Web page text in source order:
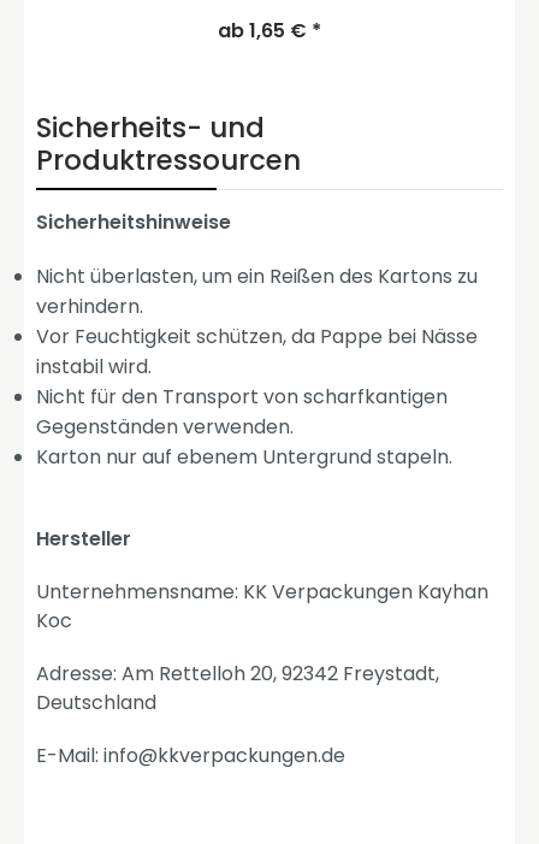
ab 1,65 € *
Sicherheits- und
Produktressourcen
Sicherheitshinweise
Nicht überlasten, um ein Reißen des Kartons zu
verhindern.
Vor Feuchtigkeit schützen, da Pappe bei Nässe
instabil wird.
Nicht für den Transport von scharfkantigen
Gegenständen verwenden.
Karton nur auf ebenem Untergrund stapeln.
Hersteller
Unternehmensname: KK Verpackungen Kayhan
Koc
Adresse: Am Rettelloh 20, 92342 Freystadt,
Deutschland
E-Mail: info@kkverpackungen.de